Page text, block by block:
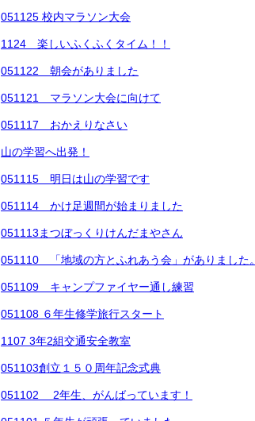
051125 校内マラソン大会
1124 楽しいふくふくタイム！！
051122 朝会がありました
051121 マラソン大会に向けて
051117 おかえりなさい
山の学習へ出発！
051115 明日は山の学習です
051114 かけ足週間が始まりました
051113まつぼっくりけんだまやさん
051110 「地域の方とふれあう会」がありました。
051109 キャンプファイヤー通し練習
051108 ６年生修学旅行スタート
1107 3年2組交通安全教室
051103創立１５０周年記念式典
051102 2年生、がんばっています！